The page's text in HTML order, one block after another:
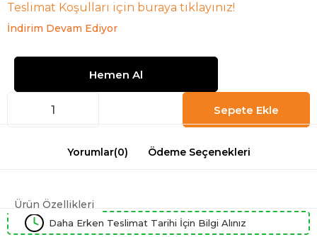
Teslimat Koşulları için buraya tıklayınız!
İndirim Devam Ediyor
Yorumlar(0) Ödeme Seçenekleri
Ürün Özellikleri
Daha Erken Teslimat Tarihi İçin Bilgi Alınız